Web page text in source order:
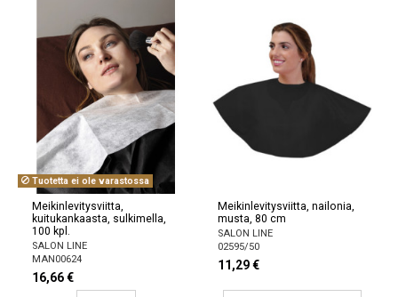
Tuotetta ei ole varastossa
Meikinlevitysviitta,
kuitukankaasta, sulkimella,
100 kpl.
SALON LINE
MAN00624
16,66 €
Meikinlevitysviitta, nailonia,
musta, 80 cm
SALON LINE
02595/50
11,29 €